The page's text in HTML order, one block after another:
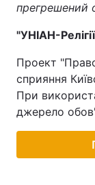
прегрешений
"УНІАН-
Проект
сприяння
При
джерело